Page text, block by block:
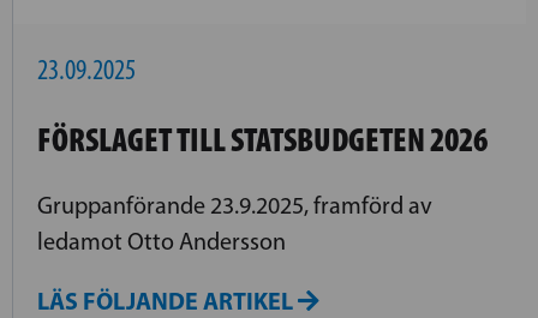
23.09.2025
FÖRSLAGET TILL STATSBUDGETEN 2026
Gruppanförande 23.9.2025, framförd av
ledamot Otto Andersson
LÄS FÖLJANDE ARTIKEL